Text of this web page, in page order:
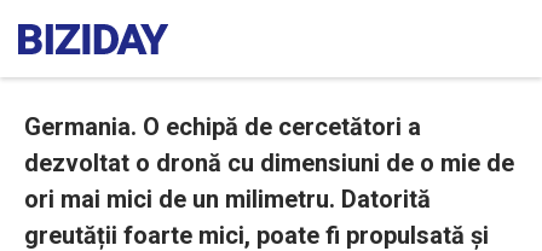
Germania. O echipă de cercetători a
dezvoltat o dronă cu dimensiuni de o mie de
ori mai mici de un milimetru. Datorită
greutății foarte mici, poate fi propulsată și